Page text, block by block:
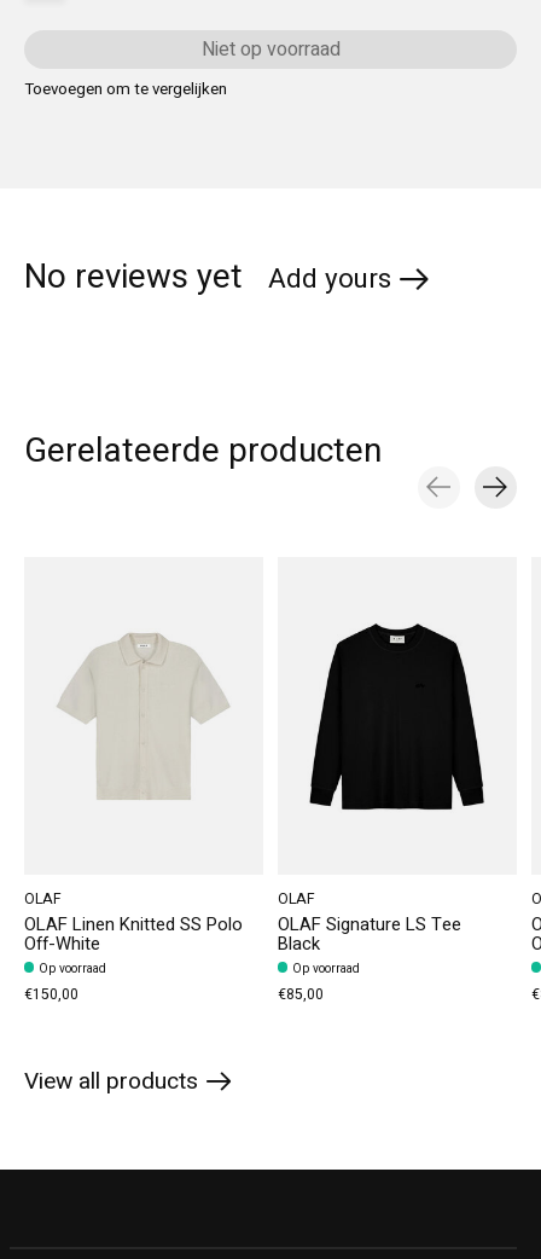
Niet op voorraad
Toevoegen om te vergelijken
No reviews yet Add yours
Gerelateerde producten
OLAF
OLAF Linen Knitted SS Polo
Off-White
Op voorraad
€150,00
OLAF
OLAF Signature LS Tee
Black
Op voorraad
€85,00
View all products